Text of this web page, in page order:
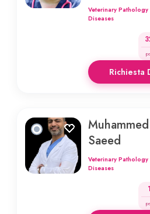
Veterinary
Diseases
Richiesta
Muhammed
Saeed
Veterinary
Diseases